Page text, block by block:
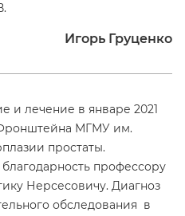
Игорь Груценко
и лечение в январе 2021
МГМУ им.
простаты.
профессору
Нерсесовичу. Диагноз
обследования в